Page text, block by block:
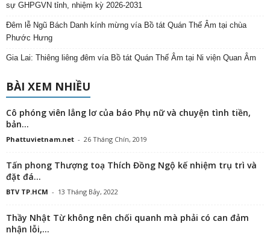
sự GHPGVN tỉnh, nhiệm kỳ 2026-2031
Đêm lễ Ngũ Bách Danh kính mừng vía Bồ tát Quán Thế Âm tại chùa
Phước Hưng
Gia Lai: Thiêng liêng đêm vía Bồ tát Quán Thế Âm tại Ni viện Quan Âm
BÀI XEM NHIỀU
Cô phóng viên lẳng lơ của báo Phụ nữ và chuyện tình tiền,
bản...
Phattuvietnam.net - 26 Tháng Chín, 2019
Tấn phong Thượng toạ Thích Đồng Ngộ kế nhiệm trụ trì và
đặt đá...
BTV TP.HCM - 13 Tháng Bảy, 2022
Thầy Nhật Từ không nên chối quanh mà phải có can đảm
nhận lỗi,...